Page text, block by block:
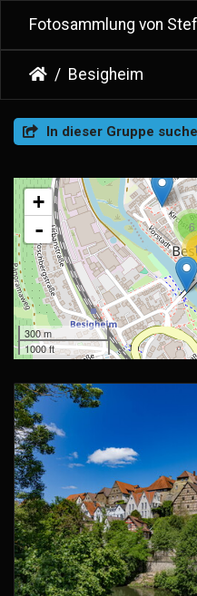
Fotosammlung von
Besigheim
In dieser Gruppe
6
+
-
300 m
1000 ft